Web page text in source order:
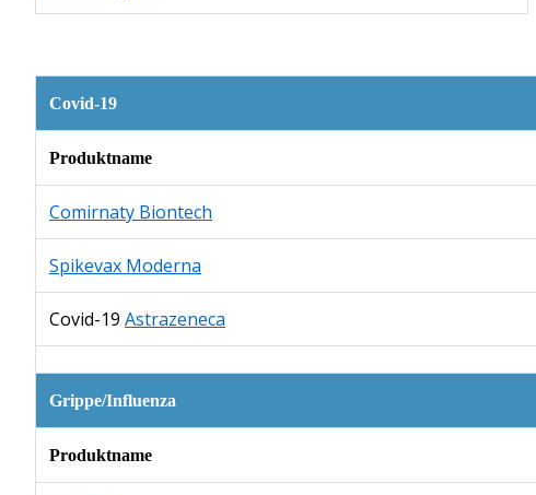
Covid-19
Produktname
Comirnaty Biontech
Spikevax Moderna
Covid-19 Astrazeneca
Grippe/Influenza
Produktname